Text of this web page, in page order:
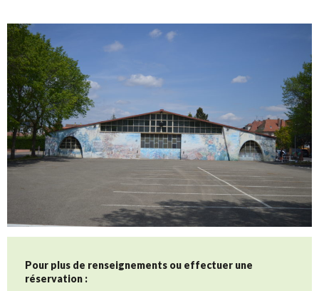
Pour plus de renseignements ou effectuer une
réservation :